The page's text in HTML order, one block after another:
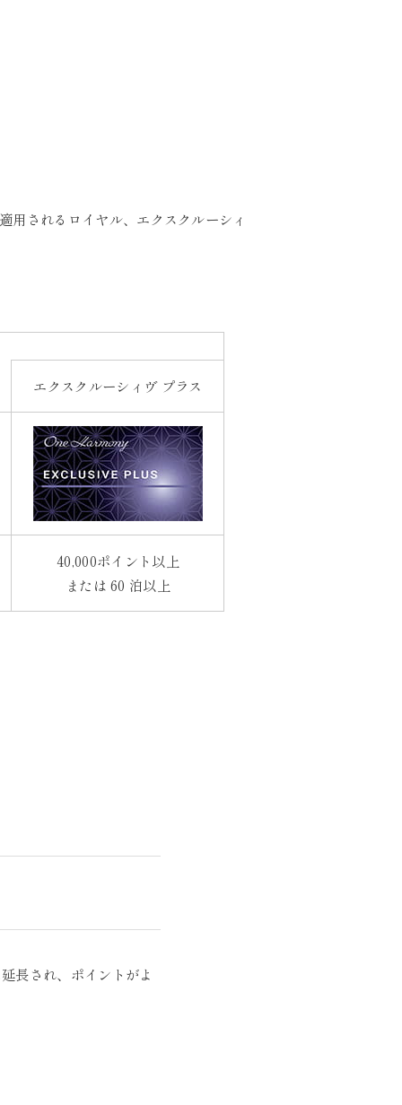
用されるロイヤル、エクスクルーシィ
エクスクルーシィヴ プラス
40,000ポイント以上
または 60 泊以上
長され、ポイントがよ